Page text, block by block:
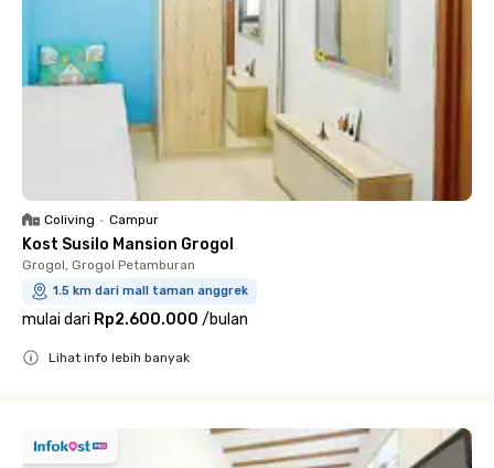
Coliving • Campur
Kost Susilo Mansion Grogol
Grogol, Grogol Petamburan
1.5 km dari mall taman anggrek
mulai dari Rp2.600.000 /bulan
Lihat info lebih banyak